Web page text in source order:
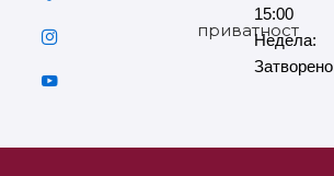
приватност
15:00
Недела:
Затворено